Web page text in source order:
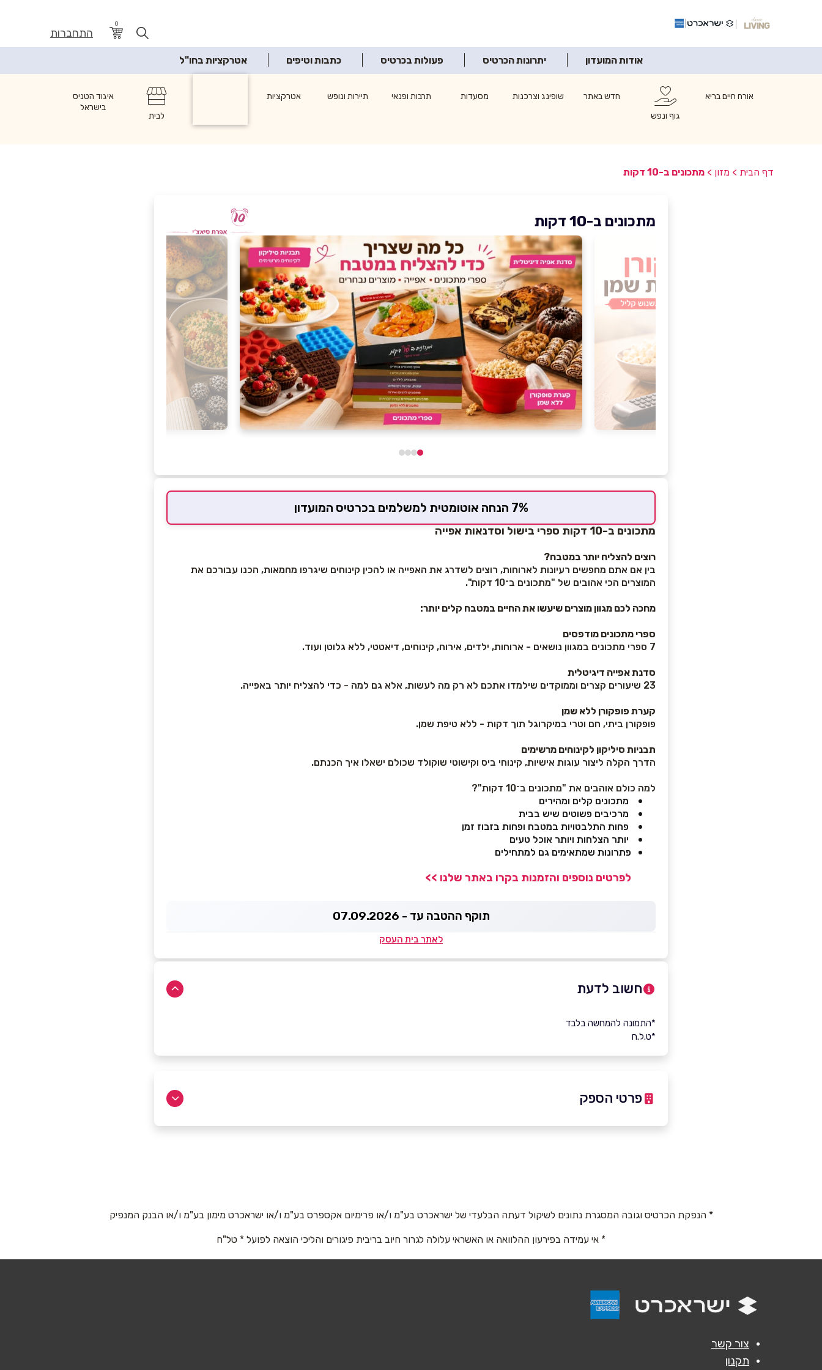
0
התחברות
אודות המועדון יתרונות הכרטיס פעולות בכרטיס כתבות וטיפים אטרקציות בחו"ל
אורח חיים בריא
גוף ונפש
חדש באתר שופינג וצרכנות מסעדות תרבות ופנאי תיירות ונופש אטרקציות
לבית
איגוד הטניס
בישראל
דף הבית > מזון > מתכונים ב-10 דקות
מתכונים ב-10 דקות
7% הנחה אוטומטית למשלמים בכרטיס המועדון
מתכונים ב-10 דקות ספרי בישול וסדנאות אפייה
רוצים להצליח יותר במטבח?
בין אם אתם מחפשים רעיונות לארוחות, רוצים לשדרג את האפייה או להכין קינוחים שיגרפו מחמאות, הכנו עבורכם את
המוצרים הכי אהובים של "מתכונים ב־10 דקות".
מחכה לכם מגוון מוצרים שיעשו את החיים במטבח קלים יותר:
ספרי מתכונים מודפסים
7 ספרי מתכונים במגוון נושאים - ארוחות, ילדים, אירוח, קינוחים, דיאטטי, ללא גלוטן ועוד.
סדנת אפייה דיגיטלית
23 שיעורים קצרים וממוקדים שילמדו אתכם לא רק מה לעשות, אלא גם למה - כדי להצליח יותר באפייה.
קערת פופקורן ללא שמן
פופקורן ביתי, חם וטרי במיקרוגל תוך דקות - ללא טיפת שמן.
תבניות סיליקון לקינוחים מרשימים
הדרך הקלה ליצור עוגות אישיות, קינוחי ביס וקישוטי שוקולד שכולם ישאלו איך הכנתם.
למה כולם אוהבים את "מתכונים ב־10 דקות"?
מתכונים קלים ומהירים
מרכיבים פשוטים שיש בבית
פחות התלבטויות במטבח ופחות בזבוז זמן
יותר הצלחות ויותר אוכל טעים
פתרונות שמתאימים גם למתחילים
לפרטים נוספים והזמנות בקרו באתר שלנו >>
תוקף ההטבה עד - 07.09.2026
לאתר בית העסק
חשוב לדעת
*התמונה להמחשה בלבד
*ט.ל.ח
פרטי הספק
נושא
* הנפקת הכרטיס וגובה המסגרת נתונים לשיקול דעתה הבלעדי של ישראכרט בע"מ ו/או פרימיום אקספרס בע"מ ו/או ישראכרט מימון בע"מ ו/או הבנק המנפיק
* אי עמידה בפירעון ההלוואה או האשראי עלולה לגרור חיוב בריבית פיגורים והליכי הוצאה לפועל * טל"ח
צור קשר
תקנון